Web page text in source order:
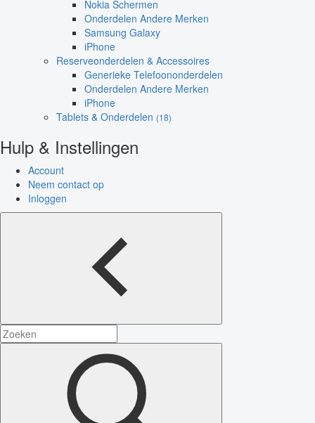
Nokia Schermen
Onderdelen Andere Merken
Samsung Galaxy
iPhone
Reserveonderdelen & Accessoires
Generieke Telefoononderdelen
Onderdelen Andere Merken
iPhone
Tablets & Onderdelen (18)
Hulp & Instellingen
Account
Neem contact op
Inloggen